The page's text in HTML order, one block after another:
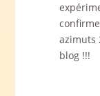
azimuts
blog !!!